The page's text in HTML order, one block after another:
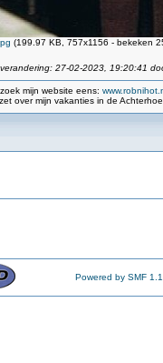
(199.97 KB, 757x1156 - bekeken
27-02-2023, 19:20:41
mijn website eens:
over mijn vakanties in de
Powered by SMF